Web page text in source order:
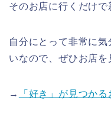
そのお店に行くだけで
自分にとって非常に
いなので、ぜひお店を
→ 「好き」が見つか